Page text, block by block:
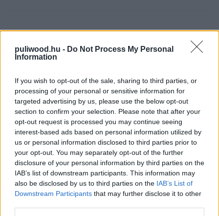
puliwood.hu - Do Not Process My Personal
Information
If you wish to opt-out of the sale, sharing to third parties, or
processing of your personal or sensitive information for
targeted advertising by us, please use the below opt-out
section to confirm your selection. Please note that after your
opt-out request is processed you may continue seeing
interest-based ads based on personal information utilized by
us or personal information disclosed to third parties prior to
your opt-out. You may separately opt-out of the further
disclosure of your personal information by third parties on the
IAB’s list of downstream participants. This information may
also be disclosed by us to third parties on the IAB’s List of
Downstream Participants that may further disclose it to other
A Lucasfilm több fontos
részletet is megerősített a Boba
Fett-spinoff kapcsán
Kovács Gergő 2020 december 23. 17:00
Szerencsére hamar eloszlatták a kételyeket.
Természetesen rengeteg kérdésünk maradt a The